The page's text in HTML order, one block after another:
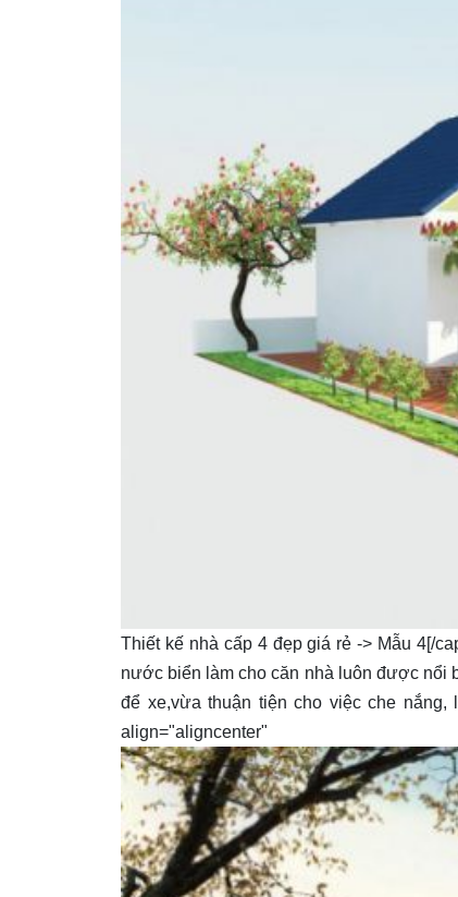
Thiết kế nhà cấp 4 đẹp giá rẻ -> Mẫu 4[/
nước biển làm cho căn nhà luôn được nổi
để xe,vừa thuận tiện cho việc che nắng,